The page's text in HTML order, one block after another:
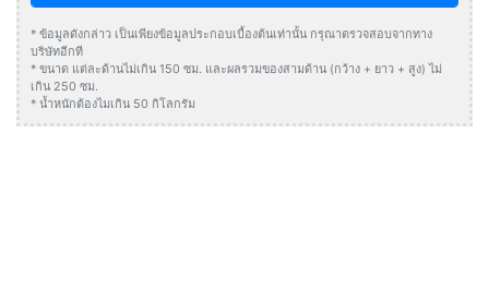
* ข้อมูลดังกล่าว เป็นเพียงข้อมูลประกอบเบื้องต้นเท่านั้น กรุณาตรวจสอบจากทาง
บริษัทอีกที
* ขนาด แต่ละด้านไม่เกิน 150 ซม. และผลรวมของสามด้าน (กว้าง + ยาว + สูง) ไม่
เกิน 250 ซม.
* น้ำหนักต้องไมเกิน 50 กิโลกรัม